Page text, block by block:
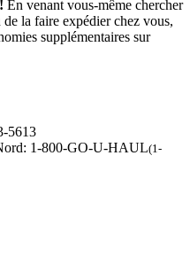
En venant vous-même chercher
la faire expédier chez vous,
supplémentaires sur
5613
1-800-GO-U-HAUL(1-